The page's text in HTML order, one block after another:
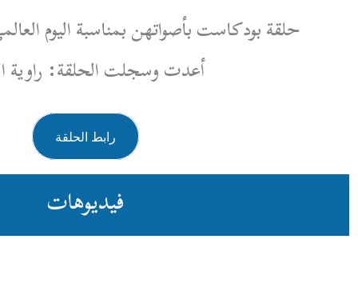
بمناسبة اليوم العالمي للشابات والشباب
وسجلت الحلقة: راوية الشمر